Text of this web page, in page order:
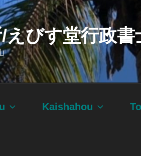
びす堂行政書
Kaishahou